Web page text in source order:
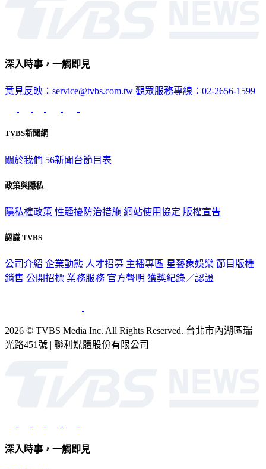
深入時事，一觸即見
意見反映：service@tvbs.com.tw 觀眾服務專線：02-2656-1599
TVBS新聞網
關於我們 56新聞台節目表
政策與隱私
隱私權政策 性騷擾防治措施 網站使用協定 版權宣告
認識 TVBS
公司介紹 企業動態 人才招募 主播專區 星藝象娛樂 節目版權
銷售 公開招標 業務服務 官方聲明 獲獎紀錄／認證
2026 © TVBS Media Inc. All Rights Reserved. 台北市內湖區瑞
光路451號 | 聯利媒體股份有限公司
深入時事，一觸即見